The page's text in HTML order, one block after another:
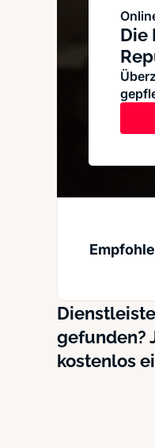
Die
gefunden?
kostenlos